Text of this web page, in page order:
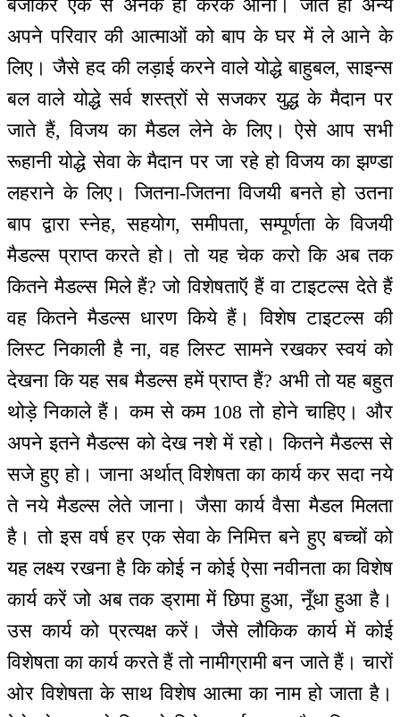
बजाकर एक से अनेक हो करके आना। जाते हो अन्य
अपने परिवार की आत्माओं को बाप के घर में ले आने के
लिए। जैसे हद की लड़ाई करने वाले योद्धे बाहुबल, साइन्स
बल वाले योद्धे सर्व शस्त्रों से सजकर युद्ध के मैदान पर
जाते हैं, विजय का मैडल लेने के लिए। ऐसे आप सभी
रूहानी योद्धे सेवा के मैदान पर जा रहे हो विजय का झण्डा
लहराने के लिए। जितना-जितना विजयी बनते हो उतना
बाप द्वारा स्नेह, सहयोग, समीपता, सम्पूर्णता के विजयी
मैडल्स प्राप्त करते हो। तो यह चेक करो कि अब तक
कितने मैडल्स मिले हैं? जो विशेषताऍ हैं वा टाइटल्स देते हैं
वह कितने मैडल्स धारण किये हैं। विशेष टाइटल्स की
लिस्ट निकाली है ना, वह लिस्ट सामने रखकर स्वयं को
देखना कि यह सब मैडल्स हमें प्राप्त हैं? अभी तो यह बहुत
थोड़े निकाले हैं। कम से कम 108 तो होने चाहिए। और
अपने इतने मैडल्स को देख नशे में रहो। कितने मैडल्स से
सजे हुए हो। जाना अर्थात् विशेषता का कार्य कर सदा नये
ते नये मैडल्स लेते जाना। जैसा कार्य वैसा मैडल मिलता
है। तो इस वर्ष हर एक सेवा के निमित्त बने हुए बच्चों को
यह लक्ष्य रखना है कि कोई न कोई ऐसा नवीनता का विशेष
कार्य करें जो अब तक ड्रामा में छिपा हुआ, नूँधा हुआ है।
उस कार्य को प्रत्यक्ष करें। जैसे लौकिक कार्य में कोई
विशेषता का कार्य करते हैं तो नामीग्रामी बन जाते हैं। चारों
ओर विशेषता के साथ विशेष आत्मा का नाम हो जाता है।